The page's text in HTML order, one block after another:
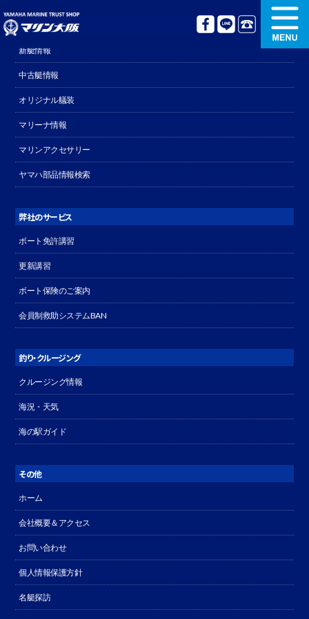
オリジナル艤装 ボート免許講習
更新講習
ボート販売関連
新艇情報
中古艇情報
オリジナル艤装
マリーナ情報
マリンアクセサリー
ヤマハ部品情報検索
弊社のサービス
ボート免許講習
更新講習
ボート保険のご案内
会員制救助システムBAN
釣り・クルージング
クルージング情報
海況・天気
海の駅ガイド
その他
ホーム
会社概要＆アクセス
お問い合わせ
個人情報保護方針
名艇探訪